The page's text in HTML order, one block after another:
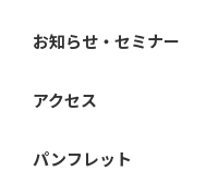
お知らせ・セミナー
アクセス
パンフレット